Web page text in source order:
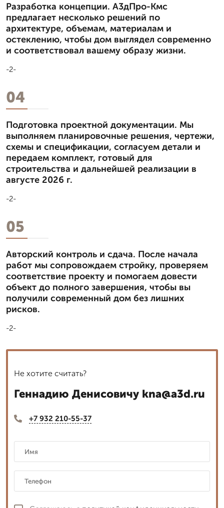
Разработка концепции. А3дПро-Кмс
предлагает несколько решений по
архитектуре, объемам, материалам и
остеклению, чтобы дом выглядел современно
и соответствовал вашему образу жизни.
-2-
04
Подготовка проектной документации. Мы
выполняем планировочные решения, чертежи,
схемы и спецификации, согласуем детали и
передаем комплект, готовый для
строительства и дальнейшей реализации в
августе 2026 г.
-2-
05
Авторский контроль и сдача. После начала
работ мы сопровождаем стройку, проверяем
соответствие проекту и помогаем довести
объект до полного завершения, чтобы вы
получили современный дом без лишних
рисков.
-2-
Не хотите считать?
Геннадию Денисовичу kna@a3d.ru
+7 932 210-55-37